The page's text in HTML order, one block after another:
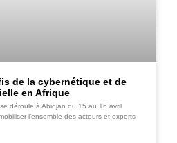
de la cybernétique et de
en Afrique
déroule à Abidjan du 15 au 16 avril
l’ensemble des acteurs et experts